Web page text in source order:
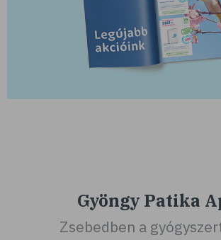
Gyöngy Patika
Zsebedben a